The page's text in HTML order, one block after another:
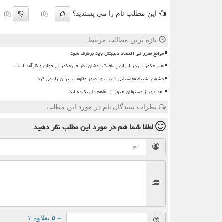
این مطلب نام را می پسندید؟ (0)
(0)
تازه ترین مطالب مرتبط
موانع مقرراتی اقتصاد دیجیتال باید برطرف شود
هنر حکمرانی در ایران پساجنگ رمضان، طراحی حکمرانی جوان و کارآمد است
دشمن اشتباه محاسباتی داشت و تصور مقاومت ایران را نمی کرد
تعدادی از مسئولان هنوز از تفاهم دل نکنده اند
نظرات بینندگان نام در مورد این مطلب
لطفا شما همدر مورد این مطلبنظر دهید
= ۵ بعلاوه ۱